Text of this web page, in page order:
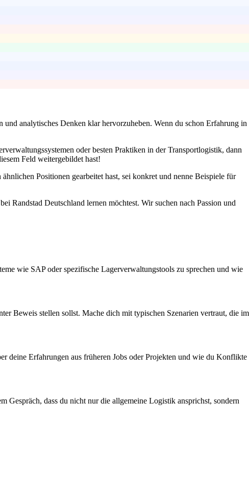
analytisches Denken klar hervorzuheben. Wenn du schon Erfahrung in
oder besten Praktiken in der Transportlogistik, dann
Feld weitergebildet hast!
Positionen gearbeitet hast, sei konkret und nenne Beispiele für
Randstad Deutschland lernen möchtest. Wir suchen nach Passion und
wie SAP oder spezifische Lagerverwaltungstools zu sprechen und wie
Beweis stellen sollst. Mache dich mit typischen Szenarien vertraut, die im
deine Erfahrungen aus früheren Jobs oder Projekten und wie du Konflikte
Gespräch, dass du nicht nur die allgemeine Logistik ansprichst, sondern